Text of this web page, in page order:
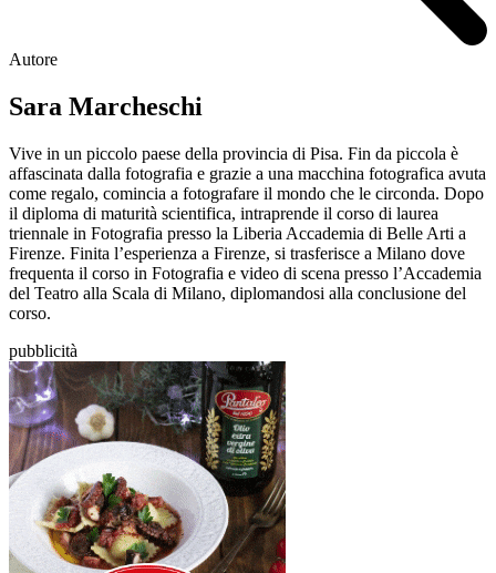
Autore
Sara Marcheschi
Vive in un piccolo paese della provincia di Pisa. Fin da piccola è
affascinata dalla fotografia e grazie a una macchina fotografica avuta
come regalo, comincia a fotografare il mondo che le circonda. Dopo
il diploma di maturità scientifica, intraprende il corso di laurea
triennale in Fotografia presso la Liberia Accademia di Belle Arti a
Firenze. Finita l’esperienza a Firenze, si trasferisce a Milano dove
frequenta il corso in Fotografia e video di scena presso l’Accademia
del Teatro alla Scala di Milano, diplomandosi alla conclusione del
corso.
pubblicità